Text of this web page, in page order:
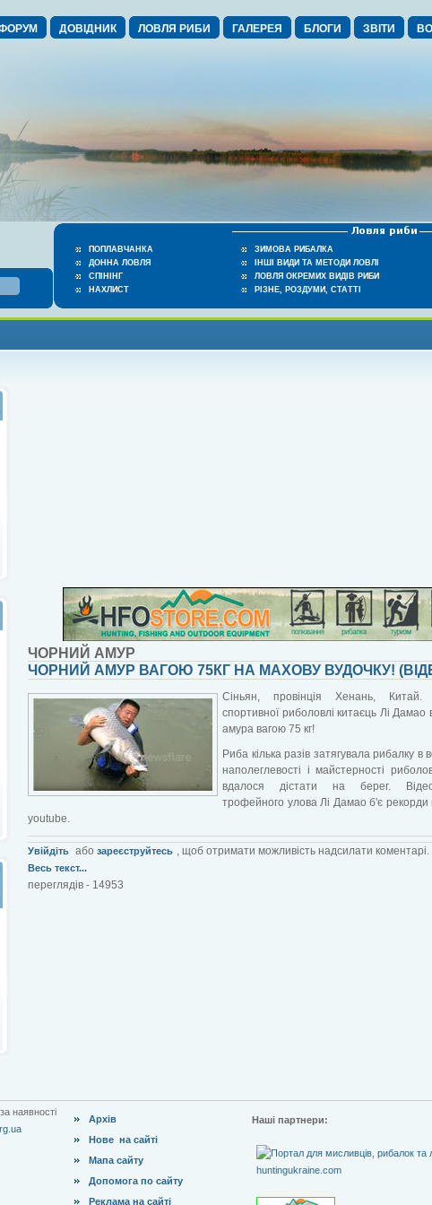
ДОВІДНИК ЛОВЛЯ РИБИ ГАЛЕРЕЯ БЛОГИ ЗВІТИ
ПОПЛАВЧАНКА
ДОННА ЛОВЛЯ
СПІНІНГ
НАХЛИСТ
ЗИМОВА РИБАЛКА
ІНШІ ВИДИ ТА МЕТОДИ ЛОВЛІ
ЛОВЛЯ ОКРЕМИХ ВИДІВ РИБИ
РІЗНЕ, РОЗДУМИ, СТАТТІ
ЧОРНИЙ АМУР
ЧОРНИЙ АМУР ВАГОЮ 75КГ НА МАХОВУ ВУДОЧКУ!
Сіньян, провінція Хенань,
спортивної риболовлі китаєць Лі Дамао
амура вагою 75 кг!
Риба кілька разів затягувала рибалку в
наполеглевості і майстерності
вдалося дістати на берег.
трофейного улова Лі Дамао б'є рекорди
youtube.
Увійдіть або зареєструйтесь , щоб отримати можливість надсилати коментарі.
Весь текст...
переглядів - 14953
наявності
Архів
Нове на сайті
Мапа сайту
Допомога по сайту
Реклама на сайті
Наші партнери: